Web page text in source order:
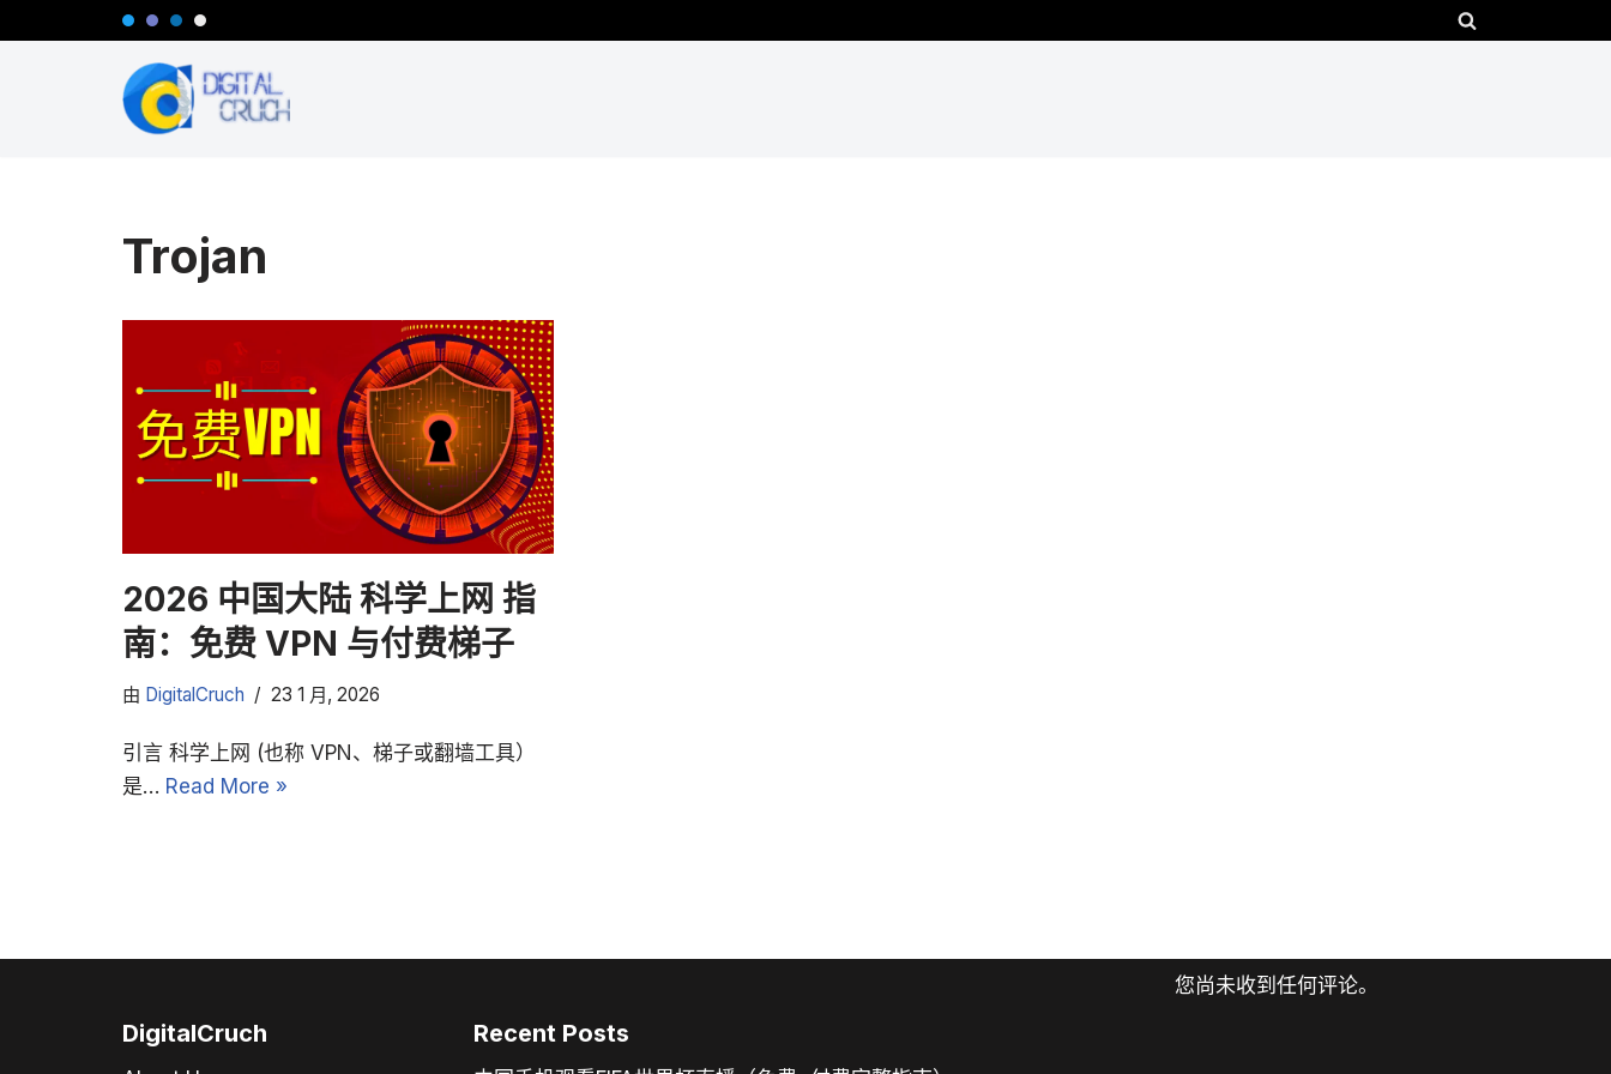
Trojan
2026 中国大陆 科学上网 指
南：免费 VPN 与付费梯子
由 DigitalCruch 23 1 月, 2026
引言 科学上网 (也称 VPN、梯子或翻墙工具）
是… Read More »
DigitalCruch Recent Posts
您尚未收到任何评论。